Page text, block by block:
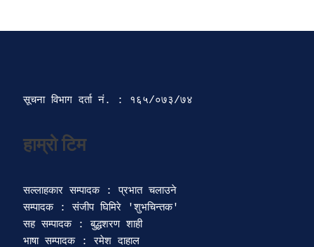
सूचना विभाग दर्ता‍ नं. : १६५/०७३/७४
हाम्रो टिम
सल्लाहकार सम्पादक : प्रभात चलाउने
सम्पादक : संजीप घिमिरे 'शुभचिन्तक'
सह सम्पादक : बुद्धशरण शाही
भाषा सम्पादक : रमेश दाहाल